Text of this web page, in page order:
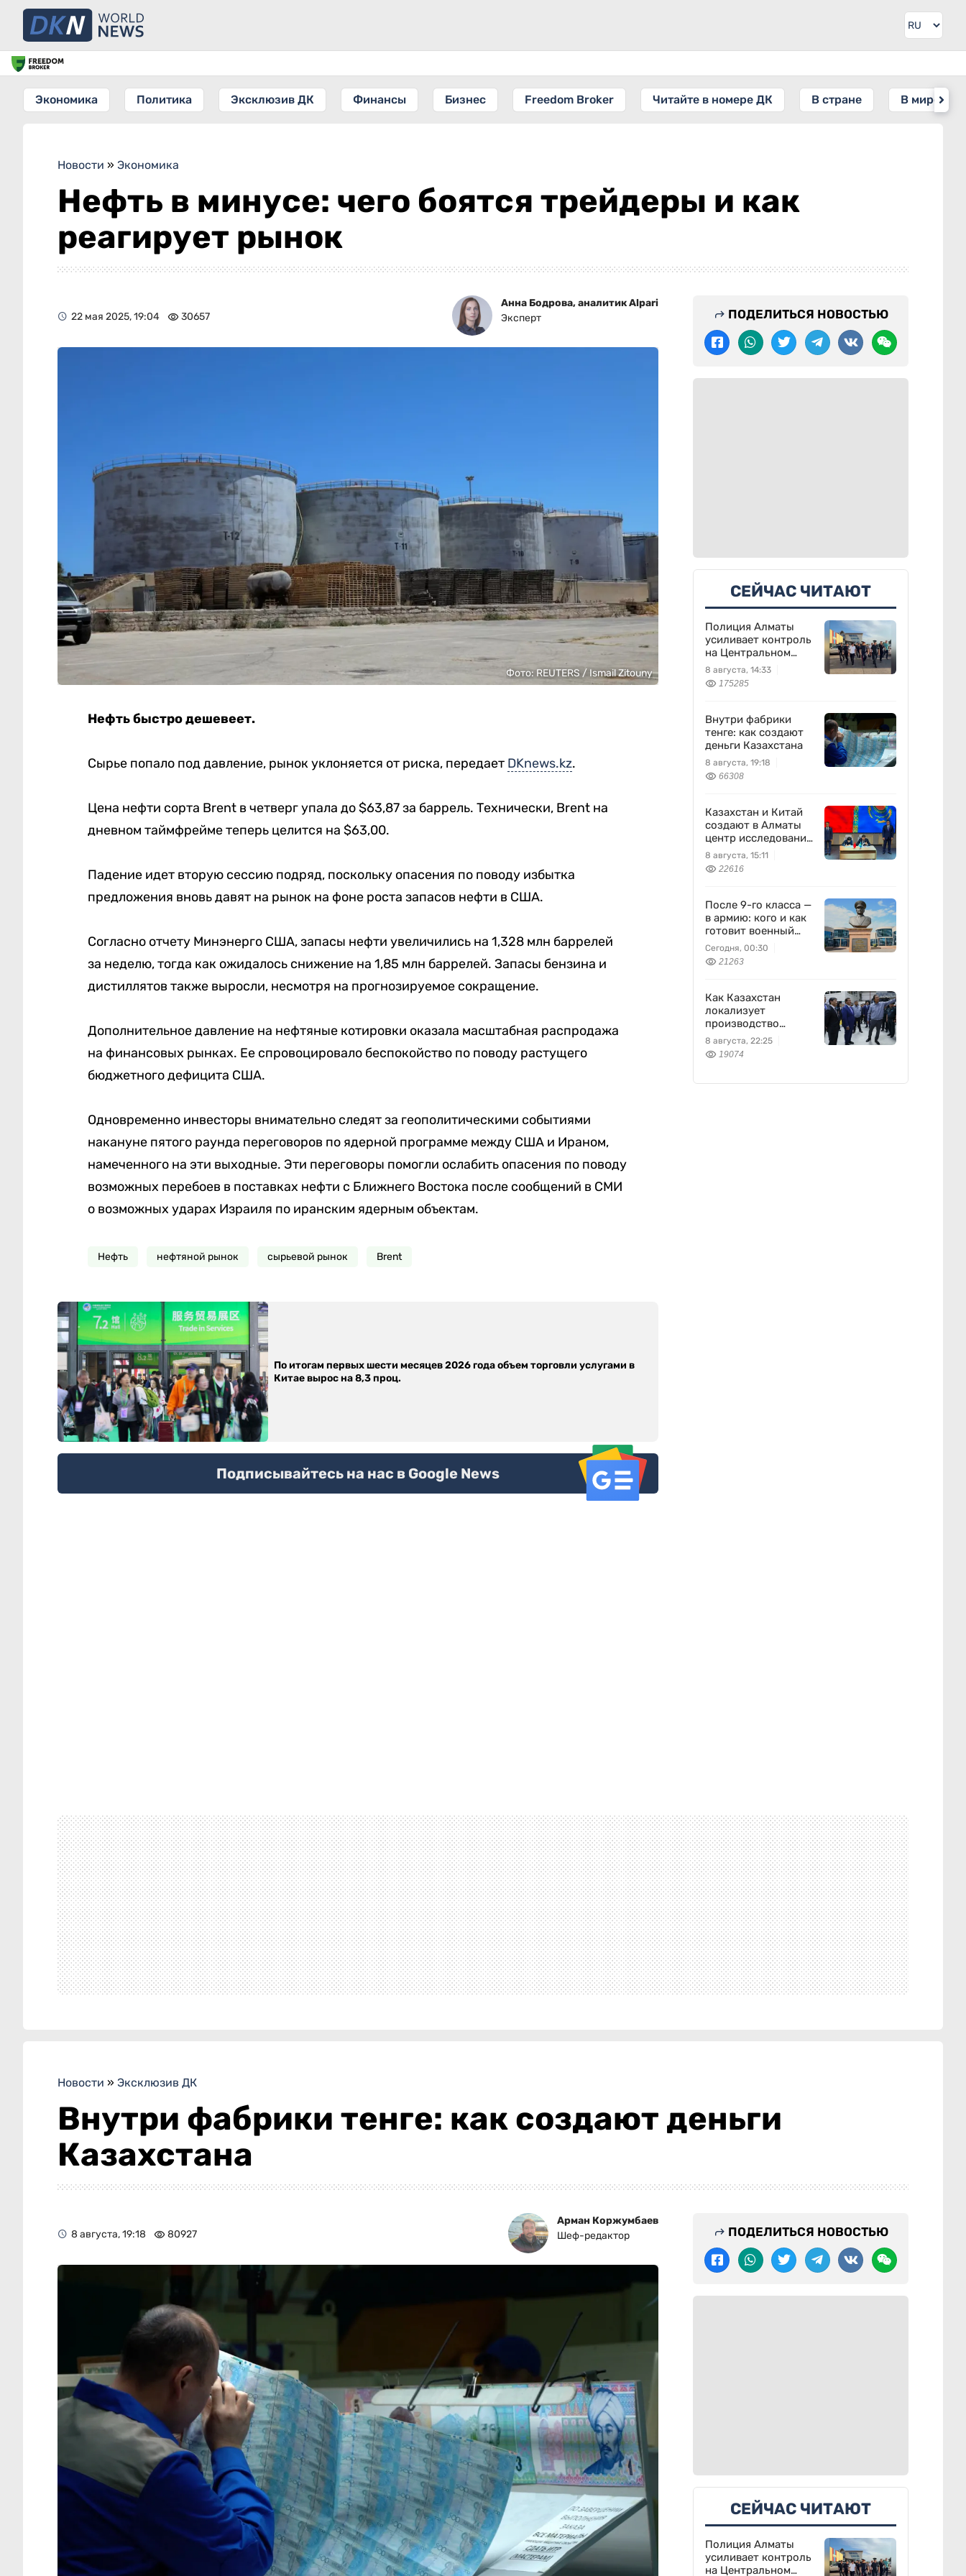
Экономика Политика Эксклюзив ДК Финансы Бизнес Freedom Broker Читайте в номере ДК В стране В мире
Новости » Экономика
Нефть в минусе: чего боятся трейдеры и как
реагирует рынок
22 мая 2025, 19:04 30657
Анна Бодрова, аналитик Alpari
Эксперт
Фото: REUTERS / Ismail Zitouny
Нефть быстро дешевеет.
Сырье попало под давление, рынок уклоняется от риска, передает DKnews.kz.
Цена нефти сорта Brent в четверг упала до $63,87 за баррель. Технически, Brent на
дневном таймфрейме теперь целится на $63,00.
Падение идет вторую сессию подряд, поскольку опасения по поводу избытка
предложения вновь давят на рынок на фоне роста запасов нефти в США.
Согласно отчету Минэнерго США, запасы нефти увеличились на 1,328 млн баррелей
за неделю, тогда как ожидалось снижение на 1,85 млн баррелей. Запасы бензина и
дистиллятов также выросли, несмотря на прогнозируемое сокращение.
Дополнительное давление на нефтяные котировки оказала масштабная распродажа
на финансовых рынках. Ее спровоцировало беспокойство по поводу растущего
бюджетного дефицита США.
Одновременно инвесторы внимательно следят за геополитическими событиями
накануне пятого раунда переговоров по ядерной программе между США и Ираном,
намеченного на эти выходные. Эти переговоры помогли ослабить опасения по поводу
возможных перебоев в поставках нефти с Ближнего Востока после сообщений в СМИ
о возможных ударах Израиля по иранским ядерным объектам.
Нефть нефтяной рынок сырьевой рынок Brent
По итогам первых шести месяцев 2026 года объем торговли услугами в
Китае вырос на 8,3 проц.
Подписывайтесь на нас в Google News
ПОДЕЛИТЬСЯ НОВОСТЬЮ
СЕЙЧАС ЧИТАЮТ
Полиция Алматы
усиливает контроль
на Центральном
вещевом рынке
8 августа, 14:33
175285
Внутри фабрики
тенге: как создают
деньги Казахстана
8 августа, 19:18
66308
Казахстан и Китай
создают в Алматы
центр исследований
землетрясений
8 августа, 15:11
22616
После 9-го класса —
в армию: кого и как
готовит военный
колледж
Сегодня, 00:30
21263
Как Казахстан
локализует
производство
оборонной техники
8 августа, 22:25
19074
Новости » Эксклюзив ДК
Внутри фабрики тенге: как создают деньги
Казахстана
8 августа, 19:18 80927
Арман Коржумбаев
Шеф-редактор
ПОДЕЛИТЬСЯ НОВОСТЬЮ
СЕЙЧАС ЧИТАЮТ
Полиция Алматы
усиливает контроль
на Центральном